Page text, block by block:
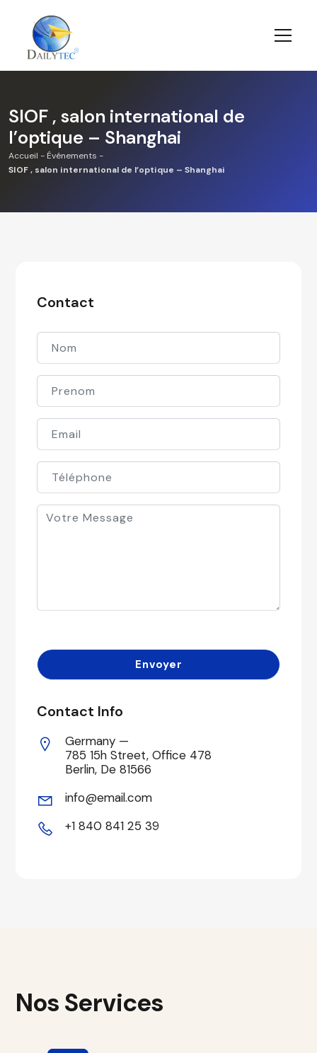
SIOF , salon international de
l’optique – Shanghai
Accueil - Événements -
SIOF , salon international de l’optique – Shanghai
Contact
Contact Info
Germany —
785 15h Street, Office 478
Berlin, De 81566
info@email.com
+1 840 841 25 39
Nos Services